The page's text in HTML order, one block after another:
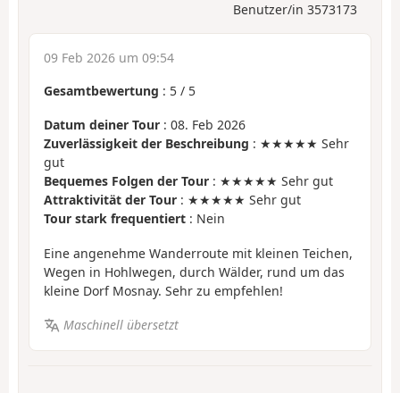
Benutzer/in 3573173
09 Feb 2026 um 09:54
Gesamtbewertung : 5 / 5
Datum deiner Tour : 08. Feb 2026
Zuverlässigkeit der Beschreibung : ★★★★★ Sehr
gut
Bequemes Folgen der Tour : ★★★★★ Sehr gut
Attraktivität der Tour : ★★★★★ Sehr gut
Tour stark frequentiert : Nein
Eine angenehme Wanderroute mit kleinen Teichen,
Wegen in Hohlwegen, durch Wälder, rund um das
kleine Dorf Mosnay. Sehr zu empfehlen!
Maschinell übersetzt